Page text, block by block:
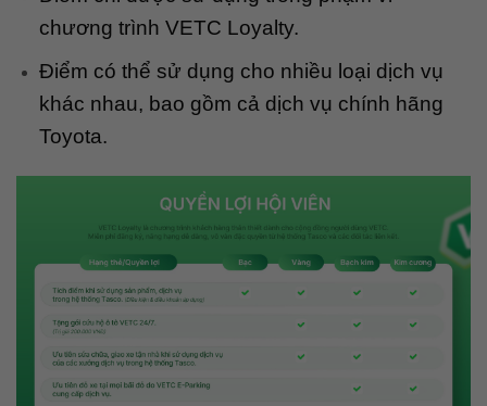
chương trình VETC Loyalty.
Điểm có thể sử dụng cho nhiều loại dịch vụ
khác nhau, bao gồm cả dịch vụ chính hãng
Toyota.